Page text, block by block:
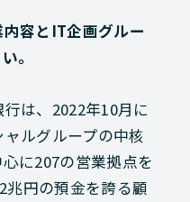
容とIT企画グルー
。
は、2022年10月に
ルグループの中核
に207の営業拠点を
兆円の預金を誇る顧